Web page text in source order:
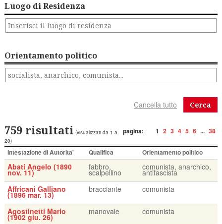
Luogo di Residenza
Orientamento politico
Cerca
pagina: 1 2 3 4 5 6 ... 38
759 risultati (visualizzati da 1 a
20)
Intestazione di Autorita' Qualifica Orientamento politico
Abati Angelo (1890
nov. 11)
fabbro,
scalpellino
comunista, anarchico,
antifascista
Affricani Galliano
(1896 mar. 13)
bracciante comunista
Agostinetti Mario
(1902 giu. 26)
manovale comunista